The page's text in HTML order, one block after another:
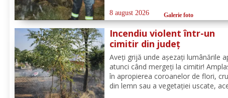
puțin după ora 22:00. La caz s-au
deplasat, în cel mai scurt timp,
din cadrul...
8 august 2026 Galerie foto
Incendiu violent într-un
cimitir din județ
Aveți grijă unde așezați lumânările
atunci când mergeți la cimitir!
în apropierea coroanelor de flori,
din lemn sau a vegetației uscate,